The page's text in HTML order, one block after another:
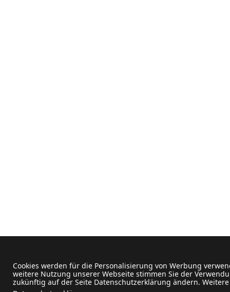
Cookies werden für die Personalisierung von Werbung
weitere Nutzung unserer Webseite stimmen Sie der
zukünftig auf der Seite Datenschutzerklärung ändern.